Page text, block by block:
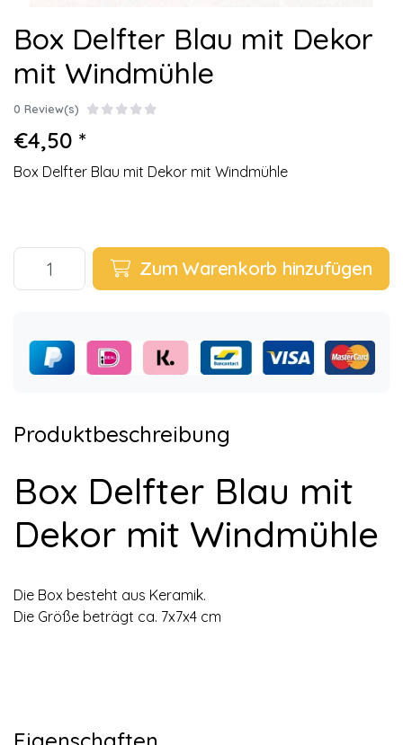
Box Delfter Blau mit Dekor
mit Windmühle
0 Review(s)
€4,50 *
Box Delfter Blau mit Dekor mit Windmühle
Zum Warenkorb hinzufügen
Produktbeschreibung
Box Delfter Blau mit
Dekor mit Windmühle
Die Box besteht aus Keramik.
Die Größe beträgt ca. 7x7x4 cm